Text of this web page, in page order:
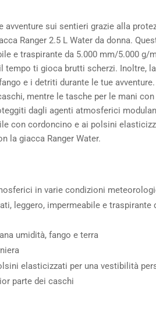
sui sentieri grazie alla
Ranger 2.5 L Water da donna.
e traspirante da 5.000 mm/5.000 g/
ti gioca brutti scherzi. Inoltre,
e i detriti durante le tue
mentre le tasche per le mani
dagli agenti atmosferici
con cordoncino e ai polsini
la giacca Ranger Water.
in varie condizioni
leggero, impermeabile e traspirante
umidità, fango e terra
elasticizzati per una vestibilità
parte dei caschi